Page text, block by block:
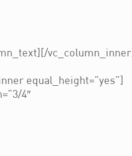
vc_column_inner]
equal_height=”yes”]
4″